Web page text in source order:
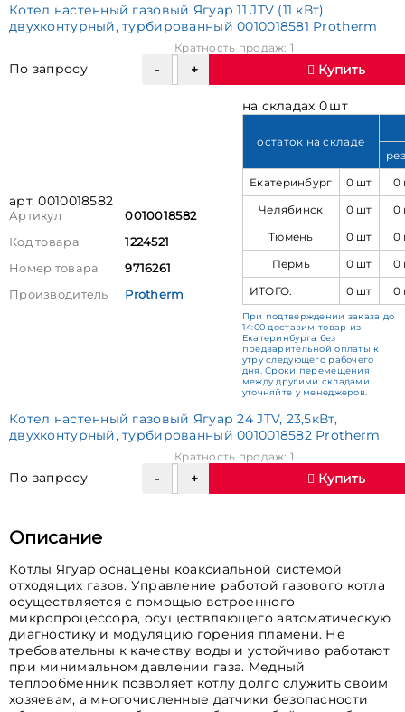
Котел настенный газовый Ягуар 11 JTV (11 кВт)
двухконтурный, турбированный 0010018581 Protherm
По запросу
Кратность продаж: 1
Купить
арт. 0010018582
Артикул
0010018582
Код товара
1224521
Номер товара
9716261
Производитель
Protherm
на складах 0 шт
остаток на складе
Екатеринбург
0 шт
0
Челябинск
0 шт
0
Тюмень
0 шт
0
Пермь
0 шт
0
ИТОГО:
0 шт 0
При подтверждении заказа до
14:00 доставим товар из
Екатеринбурга без
предварительной оплаты к
утру следующего рабочего
дня. Сроки перемещения
между другими складами
уточняйте у менеджеров.
Котел настенный газовый Ягуар 24 JTV, 23,5кВт,
двухконтурный, турбированный 0010018582 Protherm
По запросу
Кратность продаж: 1
Купить
Описание
Котлы Ягуар оснащены коаксиальной системой
отходящих газов. Управление работой газового котла
осуществляется с помощью встроенного
микропроцессора, осуществляющего автоматическую
диагностику и модуляцию горения пламени. Не
требовательны к качеству воды и устойчиво работают
при минимальном давлении газа. Медный
теплообменник позволяет котлу долго служить своим
хозяевам, а многочисленные датчики безопасности